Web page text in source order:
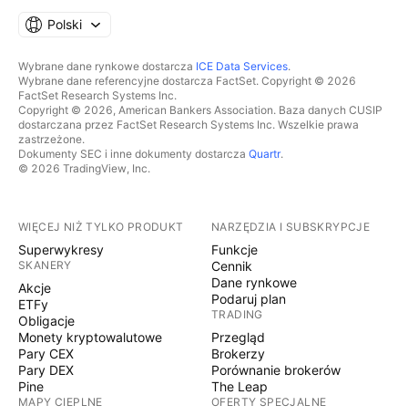
Polski
Wybrane dane rynkowe dostarcza ICE Data Services.
Wybrane dane referencyjne dostarcza FactSet. Copyright © 2026
FactSet Research Systems Inc.
Copyright © 2026, American Bankers Association. Baza danych CUSIP
dostarczana przez FactSet Research Systems Inc. Wszelkie prawa
zastrzeżone.
Dokumenty SEC i inne dokumenty dostarcza Quartr.
© 2026 TradingView, Inc.
WIĘCEJ NIŻ TYLKO PRODUKT
Superwykresy
SKANERY
Akcje
ETFy
Obligacje
Monety kryptowalutowe
Pary CEX
Pary DEX
Pine
MAPY CIEPLNE
NARZĘDZIA I SUBSKRYPCJE
Funkcje
Cennik
Dane rynkowe
Podaruj plan
TRADING
Przegląd
Brokerzy
Porównanie brokerów
The Leap
OFERTY SPECJALNE